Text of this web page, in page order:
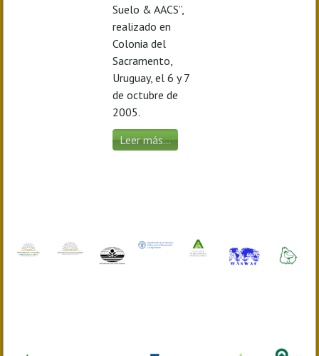
Suelo & AACS”,
realizado en
Colonia del
Sacramento,
Uruguay, el 6 y 7
de octubre de
2005.
Leer más...